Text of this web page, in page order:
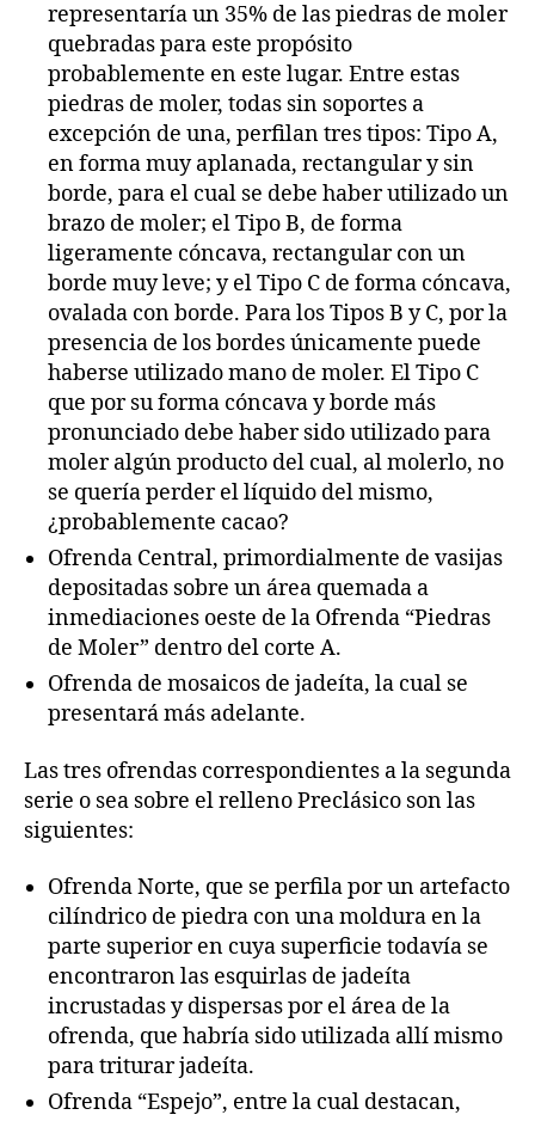
representaría un 35% de las piedras de moler
quebradas para este propósito
probablemente en este lugar. Entre estas
piedras de moler, todas sin soportes a
excepción de una, perfilan tres tipos: Tipo A,
en forma muy aplanada, rectangular y sin
borde, para el cual se debe haber utilizado un
brazo de moler; el Tipo B, de forma
ligeramente cóncava, rectangular con un
borde muy leve; y el Tipo C de forma cóncava,
ovalada con borde. Para los Tipos B y C, por la
presencia de los bordes únicamente puede
haberse utilizado mano de moler. El Tipo C
que por su forma cóncava y borde más
pronunciado debe haber sido utilizado para
moler algún producto del cual, al molerlo, no
se quería perder el líquido del mismo,
¿probablemente cacao?
Ofrenda Central, primordialmente de vasijas
depositadas sobre un área quemada a
inmediaciones oeste de la Ofrenda “Piedras
de Moler” dentro del corte A.
Ofrenda de mosaicos de jadeíta, la cual se
presentará más adelante.
Las tres ofrendas correspondientes a la segunda
serie o sea sobre el relleno Preclásico son las
siguientes:
Ofrenda Norte, que se perfila por un artefacto
cilíndrico de piedra con una moldura en la
parte superior en cuya superficie todavía se
encontraron las esquirlas de jadeíta
incrustadas y dispersas por el área de la
ofrenda, que habría sido utilizada allí mismo
para triturar jadeíta.
Ofrenda “Espejo”, entre la cual destacan,